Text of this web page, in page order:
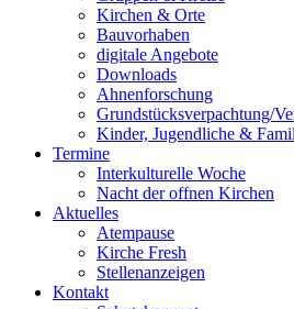
Kirchen & Orte
Bauvorhaben
digitale Angebote
Downloads
Ahnenforschung
Grundstücks­verpachtung/
Kinder, Jugendliche &
Termine
Interkulturelle Woche
Nacht der offnen Kirchen
Aktuelles
Atempause
Kirche Fresh
Stellenanzeigen
Kontakt